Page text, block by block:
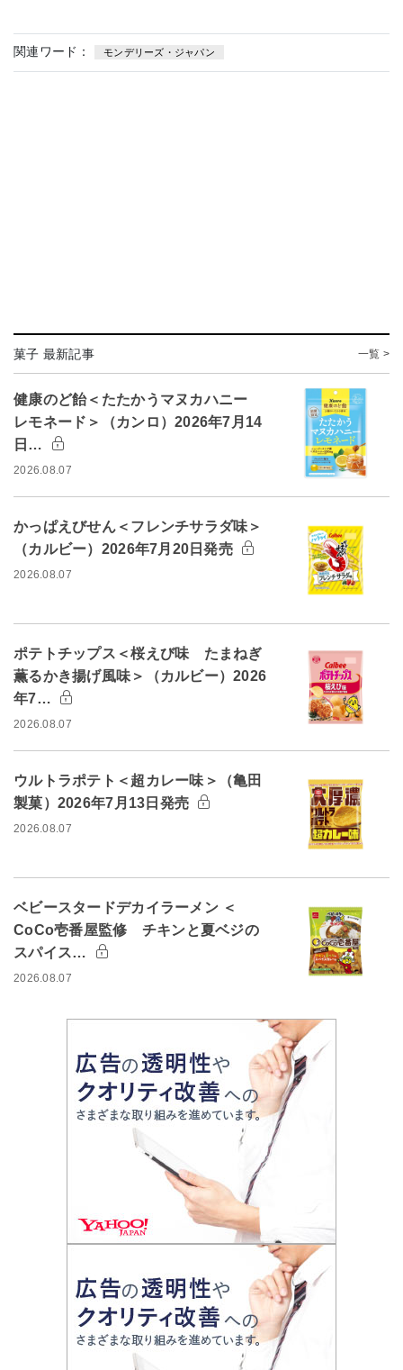
関連ワード： モンデリーズ・ジャパン
菓子 最新記事 一覧 >
健康のど飴＜たたかうマヌカハニー
レモネード＞（カンロ）2026年7月14
日…
2026.08.07
かっぱえびせん＜フレンチサラダ味＞
（カルビー）2026年7月20日発売
2026.08.07
ポテトチップス＜桜えび味 たまねぎ
薫るかき揚げ風味＞（カルビー）2026
年7…
2026.08.07
ウルトラポテト＜超カレー味＞（亀田
製菓）2026年7月13日発売
2026.08.07
ベビースタードデカイラーメン ＜
CoCo壱番屋監修 チキンと夏ベジの
スパイス…
2026.08.07